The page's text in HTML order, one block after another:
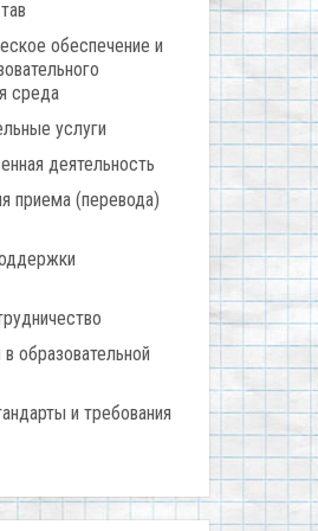
обеспечение и
среда
услуги
деятельность
приема (перевода)
в образовательной
и требования